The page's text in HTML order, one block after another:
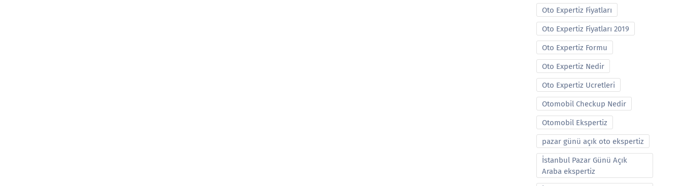
Oto Expertiz Fiyatları
Oto Expertiz Fiyatları 2019
Oto Expertiz Formu
Oto Expertiz Nedir
Oto Expertiz Ucretleri
Otomobil Checkup Nedir
Otomobil Ekspertiz
pazar günü açık oto ekspertiz
İstanbul Pazar Günü Açık
Araba ekspertiz